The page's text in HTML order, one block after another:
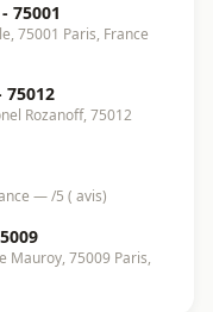
75001
75001 Paris, France
Rozanoff, 75012
— /5 ( avis)
Mauroy, 75009 Paris,